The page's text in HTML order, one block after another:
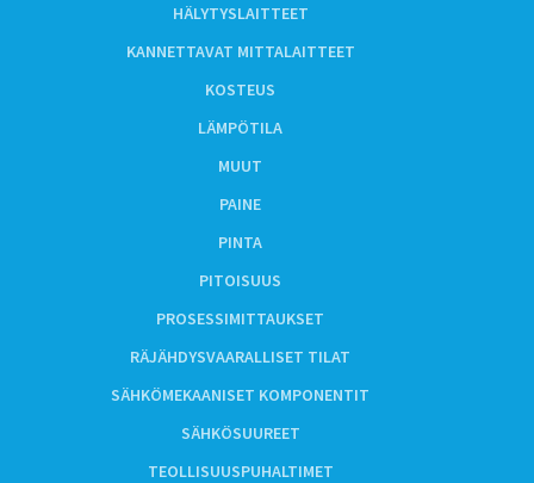
HÄLYTYSLAITTEET
KANNETTAVAT MITTALAITTEET
KOSTEUS
LÄMPÖTILA
MUUT
PAINE
PINTA
PITOISUUS
PROSESSIMITTAUKSET
RÄJÄHDYSVAARALLISET TILAT
SÄHKÖMEKAANISET KOMPONENTIT
SÄHKÖSUUREET
TEOLLISUUSPUHALTIMET